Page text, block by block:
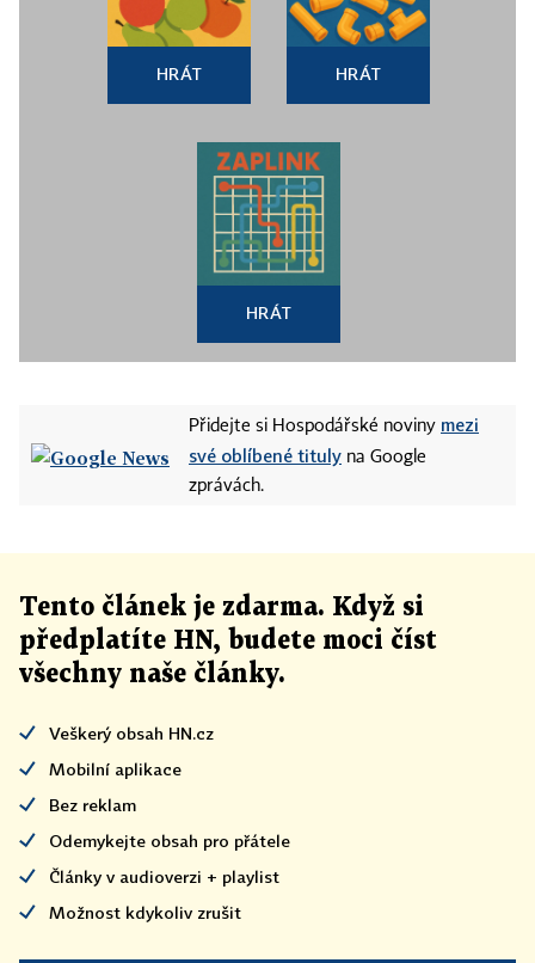
HRÁT HRÁT
HRÁT
Přidejte si Hospodářské noviny mezi
své oblíbené tituly na Google
zprávách.
Tento článek je zdarma. Když si
předplatíte HN, budete moci číst
všechny naše články.
Veškerý obsah HN.cz
Mobilní aplikace
Bez reklam
Odemykejte obsah pro přátele
Články v audioverzi + playlist
Možnost kdykoliv zrušit